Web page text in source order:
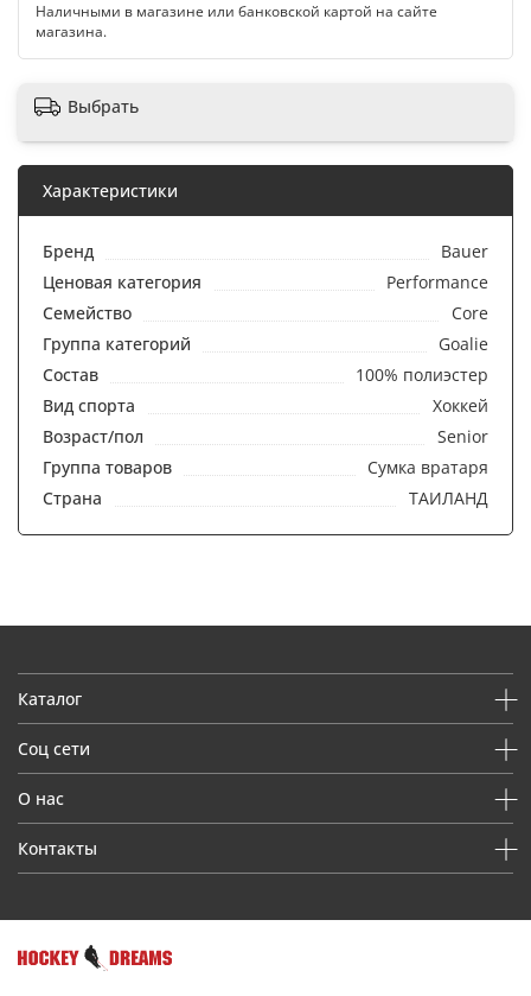
Наличными в магазине или банковской картой на сайте
магазина.
Выбрать
Характеристики
Бренд
Bauer
Ценовая категория
Performance
Семейство
Core
Группа категорий
Goalie
Состав
100% полиэстер
Вид спорта
Хоккей
Возраст/пол
Senior
Группа товаров
Сумка вратаря
Страна
ТАИЛАНД
Каталог
Соц сети
О нас
Контакты